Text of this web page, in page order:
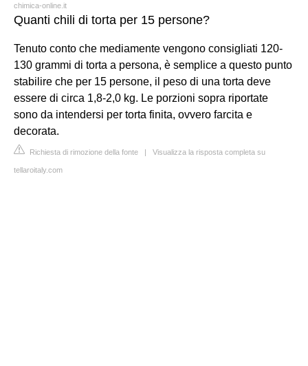
chimica-online.it
Quanti chili di torta per 15 persone?
Tenuto conto che mediamente vengono consigliati 120-
130 grammi di torta a persona, è semplice a questo punto
stabilire che per 15 persone, il peso di una torta deve
essere di circa 1,8-2,0 kg. Le porzioni sopra riportate
sono da intendersi per torta finita, ovvero farcita e
decorata.
Richiesta di rimozione della fonte | Visualizza la risposta completa su
tellaroitaly.com